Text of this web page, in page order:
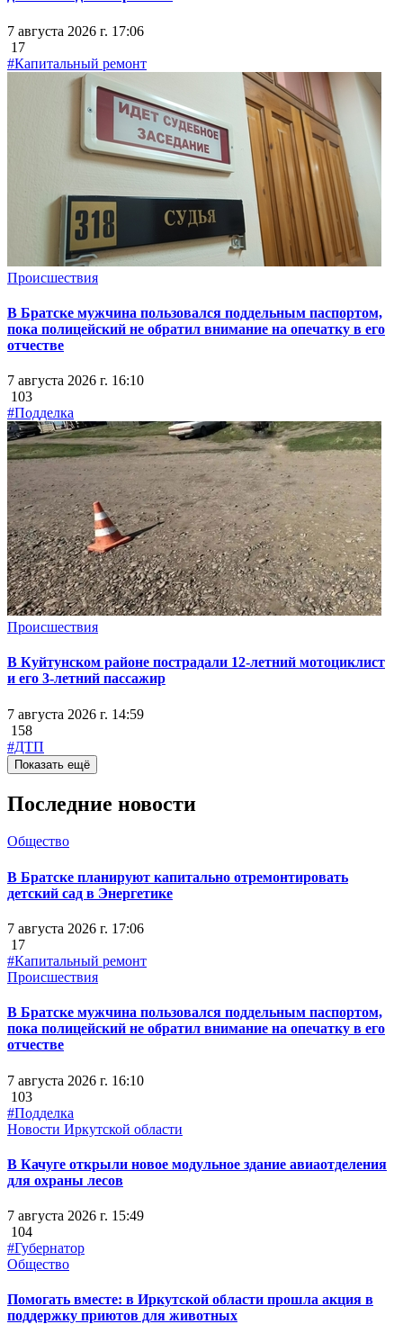
7 августа 2026 г. 17:06
17
#Капитальный ремонт
Происшествия
В Братске мужчина пользовался поддельным паспортом,
пока полицейский не обратил внимание на опечатку в его
отчестве
7 августа 2026 г. 16:10
103
#Подделка
Происшествия
В Куйтунском районе пострадали 12-летний мотоциклист
и его 3-летний пассажир
7 августа 2026 г. 14:59
158
#ДТП
Показать ещё
Последние новости
Общество
В Братске планируют капитально отремонтировать
детский сад в Энергетике
7 августа 2026 г. 17:06
17
#Капитальный ремонт
Происшествия
В Братске мужчина пользовался поддельным паспортом,
пока полицейский не обратил внимание на опечатку в его
отчестве
7 августа 2026 г. 16:10
103
#Подделка
Новости Иркутской области
В Качуге открыли новое модульное здание авиаотделения
для охраны лесов
7 августа 2026 г. 15:49
104
#Губернатор
Общество
Помогать вместе: в Иркутской области прошла акция в
поддержку приютов для животных